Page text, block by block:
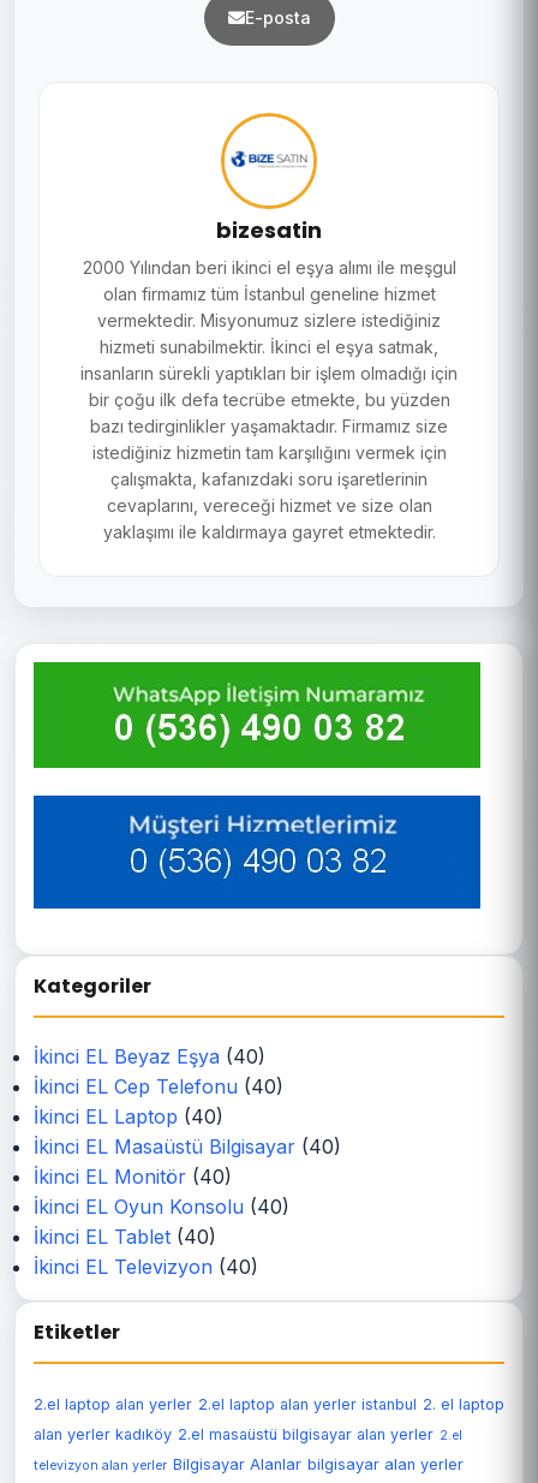
E-posta
bizesatin
2000 Yılından beri ikinci el eşya alımı ile meşgul
olan firmamız tüm İstanbul geneline hizmet
vermektedir. Misyonumuz sizlere istediğiniz
hizmeti sunabilmektir. İkinci el eşya satmak,
insanların sürekli yaptıkları bir işlem olmadığı için
bir çoğu ilk defa tecrübe etmekte, bu yüzden
bazı tedirginlikler yaşamaktadır. Firmamız size
istediğiniz hizmetin tam karşılığını vermek için
çalışmakta, kafanızdaki soru işaretlerinin
cevaplarını, vereceği hizmet ve size olan
yaklaşımı ile kaldırmaya gayret etmektedir.
Kategoriler
İkinci EL Beyaz Eşya (40)
İkinci EL Cep Telefonu (40)
İkinci EL Laptop (40)
İkinci EL Masaüstü Bilgisayar (40)
İkinci EL Monitör (40)
İkinci EL Oyun Konsolu (40)
İkinci EL Tablet (40)
İkinci EL Televizyon (40)
Etiketler
2.el laptop alan yerler 2.el laptop alan yerler istanbul 2. el laptop
alan yerler kadıköy 2.el masaüstü bilgisayar alan yerler 2.el
televizyon alan yerler Bilgisayar Alanlar bilgisayar alan yerler